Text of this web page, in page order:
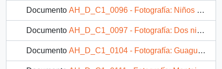
Documento AH_D_C1_0096 - Fotografía: Niños en el interior de una sala de clases
Documento AH_D_C1_0097 - Fotografía: Dos niños pequeños junto a una acequia
Documento AH_D_C1_0104 - Fotografía: Guagua gateando